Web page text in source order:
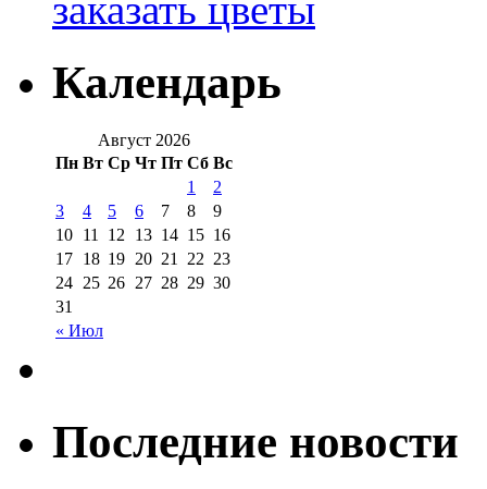
заказать цветы
Календарь
Август 2026
Пн Вт Ср Чт Пт Сб Вс
« Июл
1
2
3
4 5 6 7 8
9
10 11 12 13 14 15 16
17 18 19 20 21 22 23
24 25 26 27 28 29 30
31
Последние новости